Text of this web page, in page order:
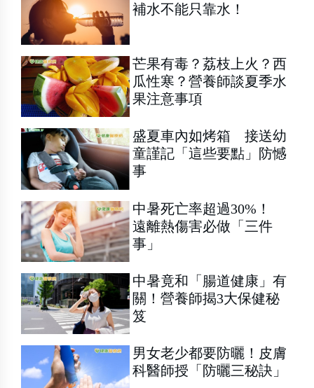
補水不能只靠水！
芒果有毒？荔枝上火？西
瓜性寒？營養師談夏季水
果注意事項
盛夏車內如烤箱 接送幼
童謹記「這些要點」防憾
事
中暑死亡率超過30%！
遠離熱傷害必做「三件
事」
中暑竟和「腸道健康」有
關！營養師揭3大保健秘
笈
男女老少都要防曬！皮膚
科醫師授「防曬三秘訣」